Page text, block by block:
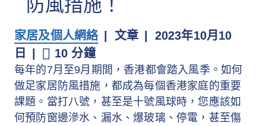
防風措施！
家居及個人網絡 文章
2023年10月10
日
10 分鐘
每年的7月至9月期間，香港都會踏入風季。如何
做足家居防風措施，都成為每個香港家庭的重要
課題。當打八號，甚至是十號風球時，您應該如
何預防窗邊滲水、漏水、爆玻璃、停電，甚至傷